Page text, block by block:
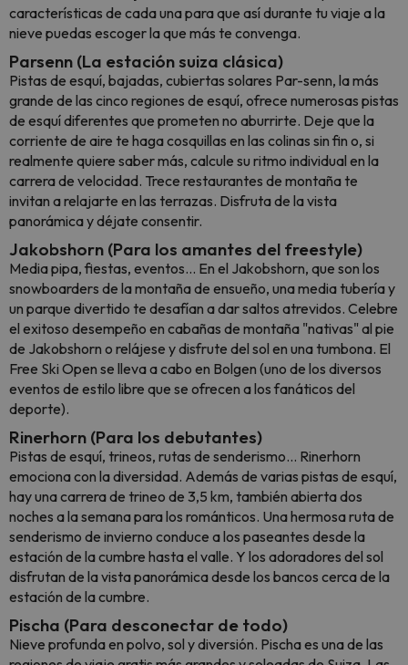
características de cada una para que así durante tu viaje a la
nieve puedas escoger la que más te convenga.
Parsenn (La estación suiza clásica)
Pistas de esquí, bajadas, cubiertas solares Par-senn, la más
grande de las cinco regiones de esquí, ofrece numerosas pistas
de esquí diferentes que prometen no aburrirte. Deje que la
corriente de aire te haga cosquillas en las colinas sin fin o, si
realmente quiere saber más, calcule su ritmo individual en la
carrera de velocidad. Trece restaurantes de montaña te
invitan a relajarte en las terrazas. Disfruta de la vista
panorámica y déjate consentir.
Jakobshorn (Para los amantes del freestyle)
Media pipa, fiestas, eventos... En el Jakobshorn, que son los
snowboarders de la montaña de ensueño, una media tubería y
un parque divertido te desafían a dar saltos atrevidos. Celebre
el exitoso desempeño en cabañas de montaña "nativas" al pie
de Jakobshorn o relájese y disfrute del sol en una tumbona. El
Free Ski Open se lleva a cabo en Bolgen (uno de los diversos
eventos de estilo libre que se ofrecen a los fanáticos del
deporte).
Rinerhorn (Para los debutantes)
Pistas de esquí, trineos, rutas de senderismo... Rinerhorn
emociona con la diversidad. Además de varias pistas de esquí,
hay una carrera de trineo de 3,5 km, también abierta dos
noches a la semana para los románticos. Una hermosa ruta de
senderismo de invierno conduce a los paseantes desde la
estación de la cumbre hasta el valle. Y los adoradores del sol
disfrutan de la vista panorámica desde los bancos cerca de la
estación de la cumbre.
Pischa (Para desconectar de todo)
Nieve profunda en polvo, sol y diversión. Pischa es una de las